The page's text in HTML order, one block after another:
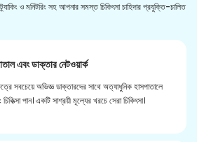
ও মনিটরিং সহ আপনার সমস্ত চিকিৎসা চাহিদার প্রযুক্তি-চালিত
এবং ডাক্তার নেটওয়ার্ক
সবচেয়ে অভিজ্ঞ ডাক্তারদের সাথে অত্যাধুনিক হাসপাতালে
পান। একটি সাশ্রয়ী মূল্যের খরচে সেরা চিকিৎসা।